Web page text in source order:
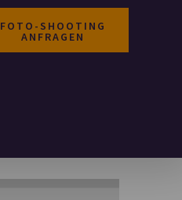
FOTO-SHOOTING
ANFRAGEN